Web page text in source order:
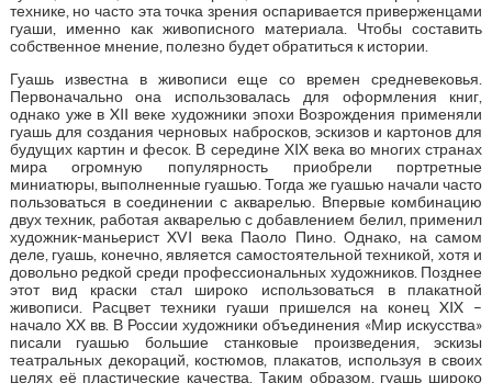
технике, но часто эта точка зрения оспаривается приверженцами
гуаши, именно как живописного материала. Чтобы составить
собственное мнение, полезно будет обратиться к истории.
Гуашь известна в живописи еще со времен средневековья.
Первоначально она использовалась для оформления книг,
однако уже в XII веке художники эпохи Возрождения применяли
гуашь для создания черновых набросков, эскизов и картонов для
будущих картин и фесок. В середине XIX века во многих странах
мира огромную популярность приобрели портретные
миниатюры, выполненные гуашью. Тогда же гуашью начали часто
пользоваться в соединении с акварелью. Впервые комбинацию
двух техник, работая акварелью с добавлением белил, применил
художник-маньерист XVI века Паоло Пино. Однако, на самом
деле, гуашь, конечно, является самостоятельной техникой, хотя и
довольно редкой среди профессиональных художников. Позднее
этот вид краски стал широко использоваться в плакатной
живописи. Расцвет техники гуаши пришелся на конец XIX –
начало XX вв. В России художники объединения «Мир искусства»
писали гуашью большие станковые произведения, эскизы
театральных декораций, костюмов, плакатов, используя в своих
целях её пластические качества. Таким образом, гуашь широко